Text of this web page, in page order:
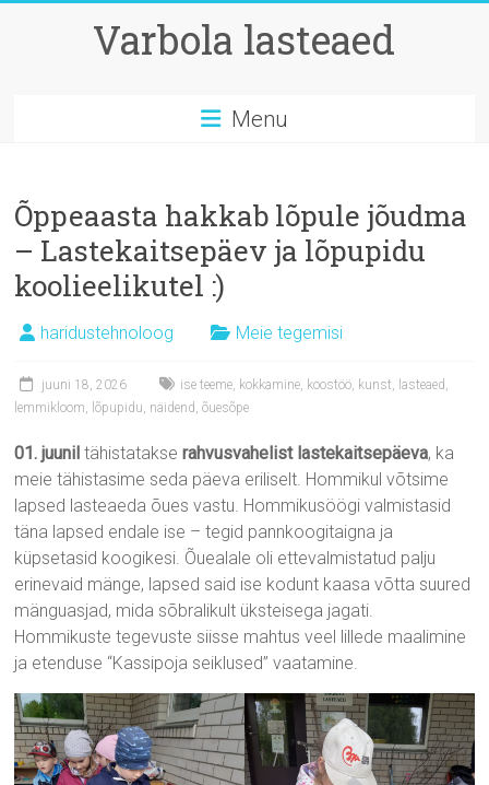
Varbola lasteaed
Menu
Õppeaasta hakkab lõpule jõudma
– Lastekaitsepäev ja lõpupidu
koolieelikutel :)
haridustehnoloog Meie tegemisi
juuni 18, 2026 ise teeme, kokkamine, koostöö, kunst, lasteaed ,
lemmikloom, lõpupidu, näidend ,õuesõpe
01. juunil tähistatakserahvusvahelist lastekaitsepäeva, ka
meie tähistasime seda päeva eriliselt. Hommikul võtsime
lapsed lasteaeda õues vastu. Hommikusöögi valmistasid
täna lapsed endale ise – tegid pannkoogitaigna ja
küpsetasid koogikesi. Õuealale oli ettevalmistatud palju
erinevaid mänge, lapsed said ise kodunt kaasa võtta suured
mänguasjad, mida sõbralikult üksteisega jagati.
Hommikuste tegevuste siisse mahtus veel lillede maalimine
ja etenduse “Kassipoja seiklused” vaatamine.